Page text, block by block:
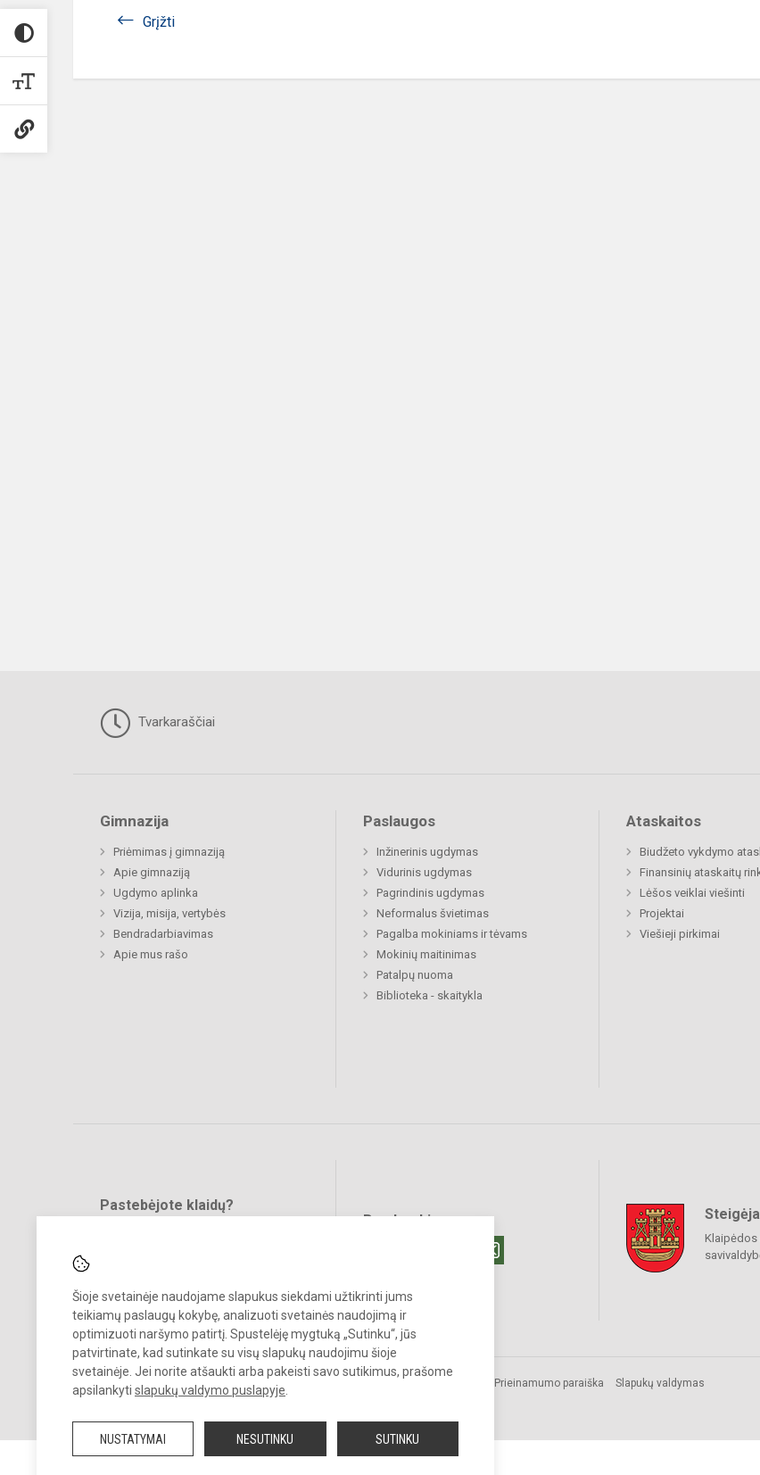
Šioje svetainėje naudojame slapukus siekdami užtikrinti jums
teikiamų paslaugų kokybę, analizuoti svetainės naudojimą ir
optimizuoti naršymo patirtį. Spustelėję mygtuką „Sutinku“, jūs
patvirtinate, kad sutinkate su visų slapukų naudojimu šioje
svetainėje. Jei norite atšaukti arba pakeisti savo sutikimus, prašome
apsilankyti slapukų valdymo puslapyje
NUSTATYMAI NESUTINKU SUTINKU
Grįžti
Tvarkaraščiai
Gimnazija
Priėmimas į gimnaziją
Apie gimnaziją
Ugdymo aplinka
Vizija, misija, vertybės
Bendradarbiavimas
Apie mus rašo
Paslaugos
Inžinerinis ugdymas
Vidurinis ugdymas
Pagrindinis ugdymas
Neformalus švietimas
Pagalba mokiniams ir tėvams
Mokinių maitinimas
Patalpų nuoma
Biblioteka - skaitykla
Ataskaitos
Biudžeto vykdymo
Finansinių ataskaitų
Lėšos veiklai viešinti
Projektai
Viešieji pirkimai
Pastebėjote klaidų?
Bendraukime
Klaipėdos
© 2021. Klaipėdos Baltijos gimnazija. Visos teisės saugomos.
Kopijuoti turinį be raštiško gimnazijos sutikimo griežtai draudžiama.
Prieinamumo paraiška Slapukų valdymas